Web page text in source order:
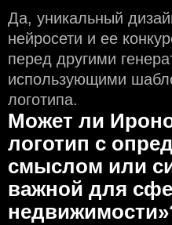
Да, уникальный
нейросети и еe
перед другими
использующими
логотипа.
Может ли
логотип с
смыслом или
важной для